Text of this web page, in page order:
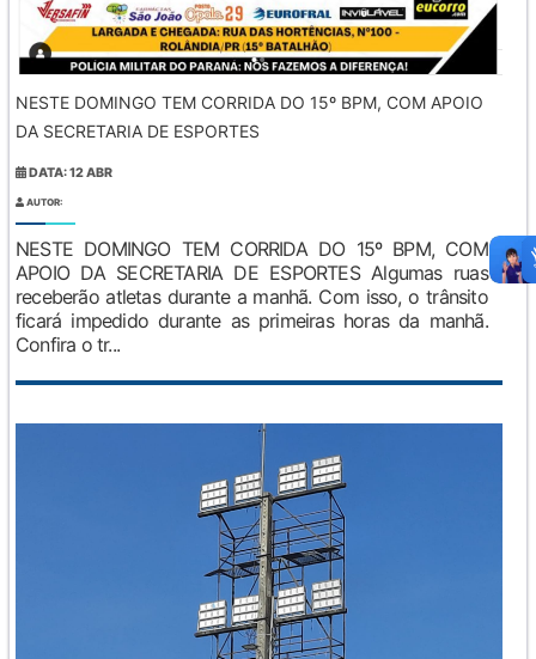
NESTE DOMINGO TEM CORRIDA DO 15º BPM, COM APOIO
DA SECRETARIA DE ESPORTES
DATA: 12 ABR
AUTOR:
NESTE DOMINGO TEM CORRIDA DO 15º BPM, COM
APOIO DA SECRETARIA DE ESPORTES Algumas ruas
receberão atletas durante a manhã. Com isso, o trânsito
ficará impedido durante as primeiras horas da manhã.
Confira o tr...